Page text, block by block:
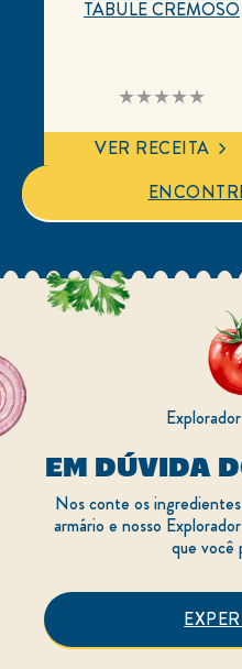
Nenhuma
avaliação
para
este
TABULE CREMOSO
VER RECEITA
EM DÚVIDA
Nos conte os
armário e nosso
que você